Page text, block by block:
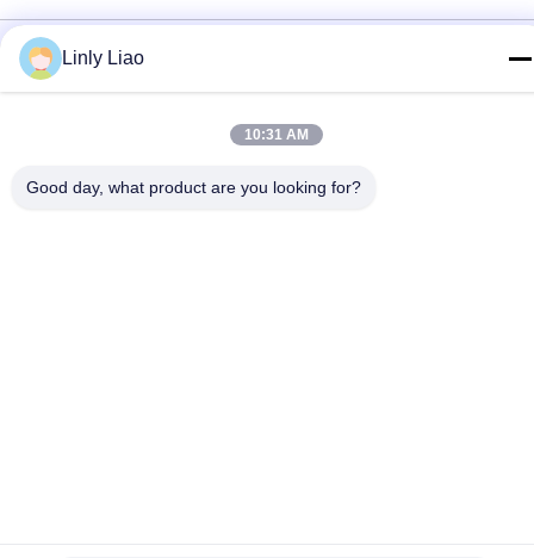
2024-2026 Guangdong Hua Qun Traffic Facilities Co., Ltd. By
Linly Liao
10:31 AM
Good day, what product are you looking for?